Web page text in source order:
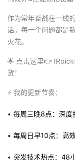
作为常年奋战在一线
话。每一个问题都是
火花。
🌟 点击这里👉
货！
⚡ ️ 我的更新节奏：
• 每周三晚8点：深度
• 每周日早10点：高
• 突发技术热点：48